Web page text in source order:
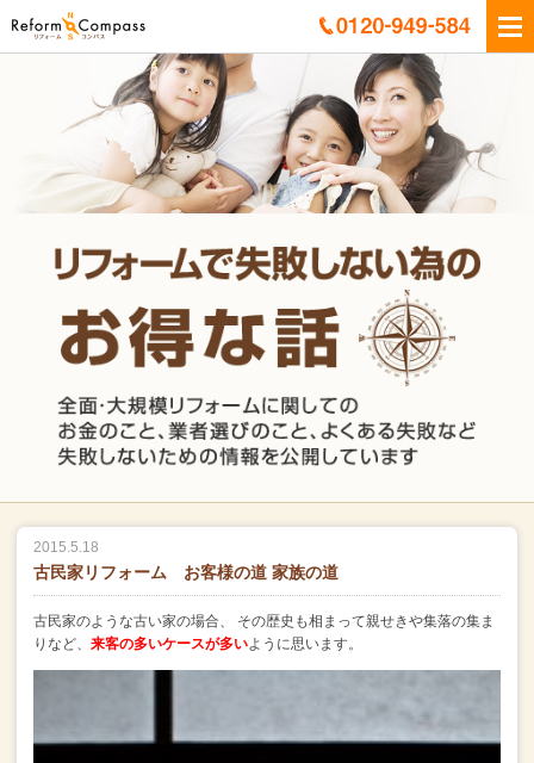
2015.5.18
古民家リフォーム お客様の道 家族の道
古民家のような古い家の場合、
その歴史も相まって親せきや集落の集ま
りなど、 来客の多いケースが多いように思います。